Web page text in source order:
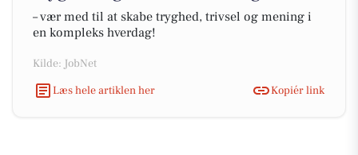
– vær med til at skabe tryghed, trivsel og mening i
en kompleks hverdag!
Kilde: JobNet
Læs hele artiklen her
Kopiér link